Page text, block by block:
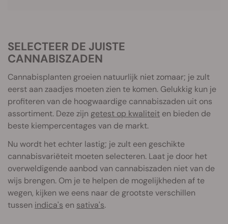
SELECTEER DE JUISTE
CANNABISZADEN
Cannabisplanten groeien natuurlijk niet zomaar; je zult
eerst aan zaadjes moeten zien te komen. Gelukkig kun je
profiteren van de hoogwaardige cannabiszaden uit ons
assortiment. Deze zijn getest op kwaliteit en bieden de
beste kiempercentages van de markt.
Nu wordt het echter lastig; je zult een geschikte
cannabisvariëteit moeten selecteren. Laat je door het
overweldigende aanbod van cannabiszaden niet van de
wijs brengen. Om je te helpen de mogelijkheden af te
wegen, kijken we eens naar de grootste verschillen
tussen indica's en sativa's.